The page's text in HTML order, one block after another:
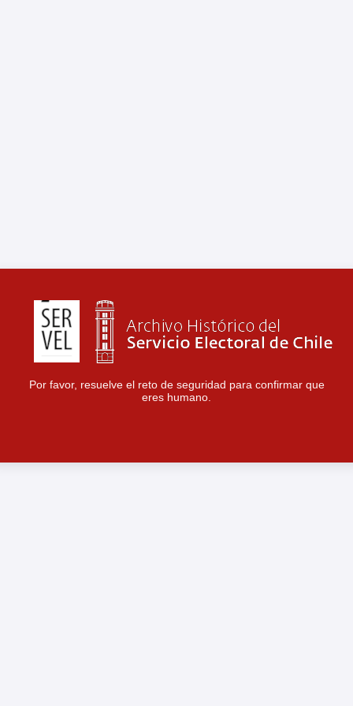
Por favor, resuelve el reto de seguridad para confirmar que
eres humano.